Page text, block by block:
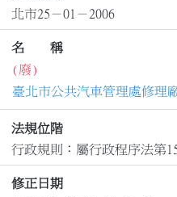
北市25－01－2006
名 稱
(廢)
臺北市公共汽車管理處修理
法規位階
行政規則：屬行政程序法第
修正日期